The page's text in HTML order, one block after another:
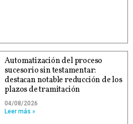
Automatización del proceso
sucesorio sin testamentar:
destacan notable reducción de los
plazos de tramitación
04/08/2026
Leer más »